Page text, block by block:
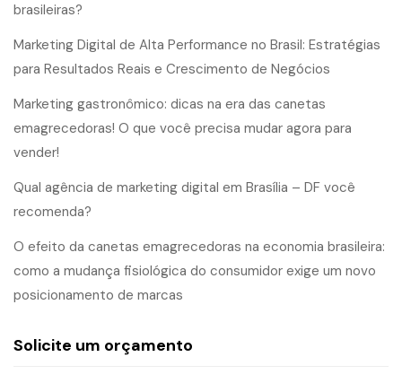
brasileiras?
Marketing Digital de Alta Performance no Brasil: Estratégias
para Resultados Reais e Crescimento de Negócios
Marketing gastronômico: dicas na era das canetas
emagrecedoras! O que você precisa mudar agora para
vender!
Qual agência de marketing digital em Brasília – DF você
recomenda?
O efeito da canetas emagrecedoras na economia brasileira:
como a mudança fisiológica do consumidor exige um novo
posicionamento de marcas
Solicite um orçamento